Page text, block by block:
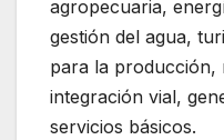
agropecuaria,
gestión del agua,
para la producción,
integración vial,
servicios básicos.